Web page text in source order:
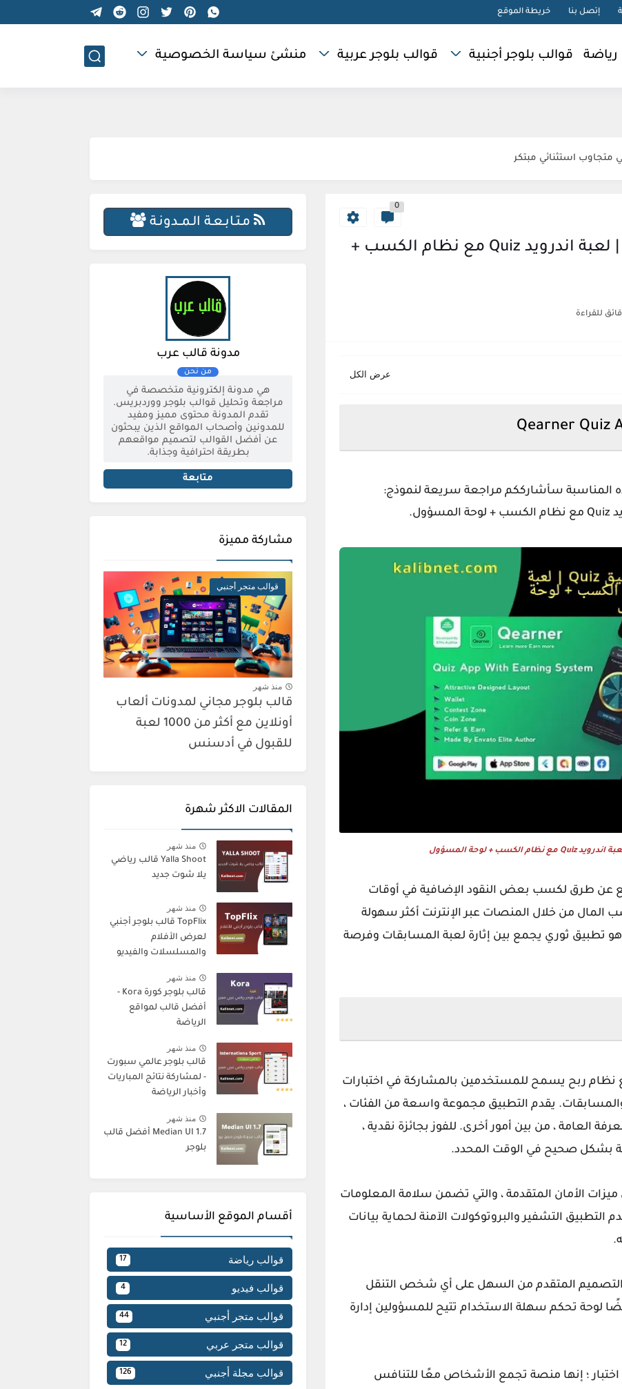
إتصل بنا خريطة الموقع
رياضة قوالب بلوجر أجنبية قوالب بلوجر عربية منشئ سياسة الخصوصية
0
Qearner v2.0.5 - تطبيق Quiz | لعبة اندرويد Quiz مع نظام الكسب +
Qearner Quiz
المناسبة سأشارككم مراجعة سريعة لنموذج:
عن طرق لكسب بعض النقود الإضافية في أوقات
المال من خلال المنصات عبر الإنترنت أكثر سهولة
ويسر من أي وقت مضى. Qearner v2.0.5 هو تطبيق ثوري يجمع بين إثارة لعبة المسابقات وفرصة
نظام ربح يسمح للمستخدمين بالمشاركة في اختبارات
يقدم التطبيق مجموعة واسعة من الفئات ،
العامة ، من بين أمور أخرى. للفوز بجائزة نقدية ،
بشكل صحيح في الوقت المحدد.
الأمان المتقدمة ، والتي تضمن سلامة المعلومات
التشفير والبروتوكولات الآمنة لحماية بيانات
المتقدم من السهل على أي شخص التنقل
لوحة تحكم سهلة الاستخدام تتيح للمسؤولين إدارة
؛ إنها منصة تجمع الأشخاص معًا للتنافس
مـتـابـعـة الـمــدونـة
مدونة قالب عرب
هي مدونة إلكترونية متخصصة في
مراجعة وتحليل قوالب بلوجر ووردبريس.
تقدم المدونة محتوى مميز ومفيد
للمدونين وأصحاب المواقع الذين يبحثون
عن أفضل القوالب لتصميم مواقعهم
بطريقة احترافية وجذابة.
متابعة
مشاركة مميزة
قوالب متجر أجنبي
منذ شهر
قالب بلوجر مجاني لمدونات ألعاب
أونلاين مع أكثر من 1000 لعبة
للقبول في أدسنس
المقالات الاكثر شهرة
منذ شهر
Yalla Shoot قالب رياضي
يلا شوت جديد
منذ شهر
TopFlix قالب بلوجر أجنبي
لعرض الأفلام
والمسلسلات والفيديو
منذ شهر
قالب بلوجر كورة Kora -
أفضل قالب لمواقع
الرياضة
منذ شهر
قالب بلوجر عالمي سبورت
- لمشاركة نتائج المباريات
وأخبار الرياضة
منذ شهر
Median UI 1.7 أفضل قالب
بلوجر
أقسام الموقع الأساسية
قوالب رياضة 17
قوالب فيديو 4
قوالب متجر أجنبي 44
قوالب متجر عربي 12
قوالب مجلة أجنبي 126